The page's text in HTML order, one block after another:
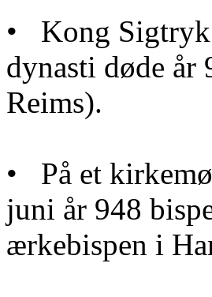
• Kong Sigtryk
dynasti døde
Reims).
• På et
juni år 948
ærkebispen i